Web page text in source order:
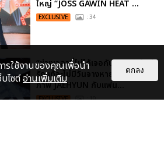
ใหญ่ “JOSS GAWIN HEAT ...
EXCLUSIVE : 34
“ช่วงเวลาที่ไม่ได้เจอกันพิสูจน์แล้วว่า
รักแท้จะไม่มีวันจางหาย” ประมวล
ภาพ JAEHYUN กับแฟน...
EXCLUSIVE : 10
รใช้งานของคุณเพื่อนำ
ไซต์อ่านเพิ่มเติม
ตกลง